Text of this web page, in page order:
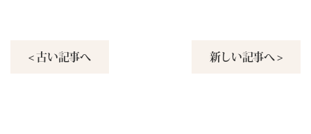
< 古い記事へ 新しい記事へ >